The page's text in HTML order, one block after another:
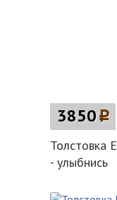
3850p
Толстовка
- улыбнись